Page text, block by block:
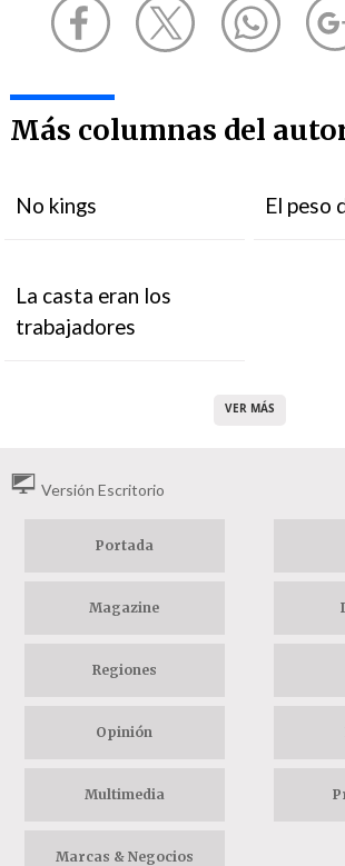
Más columnas del
No kings El peso
La casta eran los
trabajadores
VER MÁS
Versión Escritorio
Portada
Magazine
Regiones
Opinión
Multimedia
Marcas & Negocios